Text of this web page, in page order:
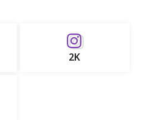
2K